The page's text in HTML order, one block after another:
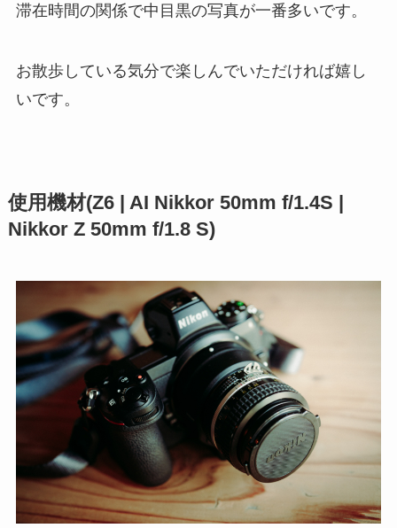
滞在時間の関係で中目黒の写真が一番多いです。
お散歩している気分で楽しんでいただければ嬉し
いです。
使用機材(Z6 | AI Nikkor 50mm f/1.4S |
Nikkor Z 50mm f/1.8 S)